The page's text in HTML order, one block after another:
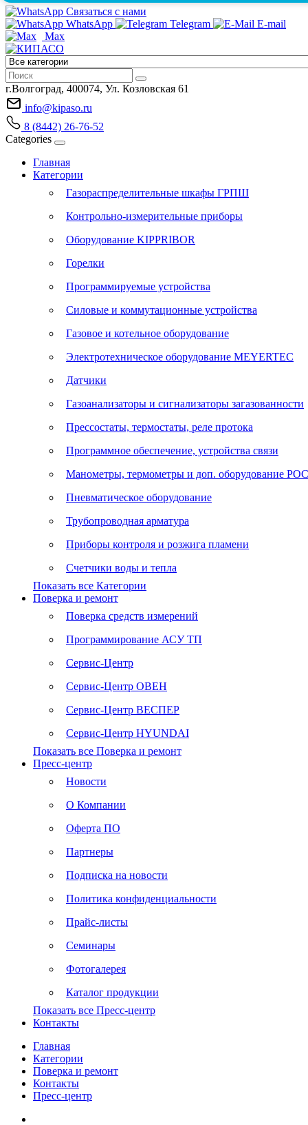
Связаться с нами
WhatsApp
Telegram
E-mail
Max
г.Волгоград, 400074, Ул. Козловская 61
info@kipaso.ru
8 (8442) 26-76-52
Categories
Главная
Категории
Газораспределительные шкафы ГРПШ
Контрольно-измерительные приборы
Оборудование KIPPRIBOR
Горелки
Программируемые устройства
Силовые и коммутационные устройства
Газовое и котельное оборудование
Электротехническое оборудование MEYERTEC
Датчики
Газоанализаторы и сигнализаторы загазованности
Прессостаты, термостаты, реле протока
Программное обеспечение, устройства связи
Манометры, термометры и доп. оборудование
Пневматическое оборудование
Трубопроводная арматура
Приборы контроля и розжига пламени
Счетчики воды и тепла
Показать все Категории
Поверка и ремонт
Поверка средств измерений
Программирование АСУ ТП
Сервис-Центр
Сервис-Центр ОВЕН
Сервис-Центр ВЕСПЕР
Сервис-Центр HYUNDAI
Показать все Поверка и ремонт
Пресс-центр
Новости
О Компании
Оферта ПО
Партнеры
Подписка на новости
Политика конфиденциальности
Прайс-листы
Семинары
Фотогалерея
Каталог продукции
Показать все Пресс-центр
Контакты
Главная
Категории
Поверка и ремонт
Контакты
Пресс-центр